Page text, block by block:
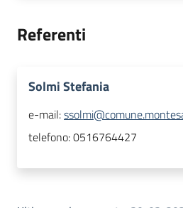
Referenti
Solmi Stefania
e-mail:
telefono:0516764427